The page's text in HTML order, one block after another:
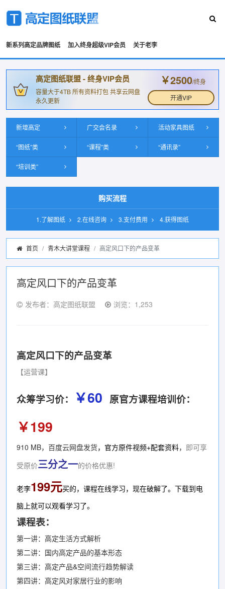
新系列高定品牌图纸 加入终身超级VIP会员 关于老李
高定图纸联盟 - 终身VIP会员
容量大于4TB 所有资料打包 共享云网盘
永久更新
￥2500/终身
开通VIP
新增高定 广交会名录 活动家具图纸
“图纸”类 “课程”类 “通讯录”
“培训类”
购买流程
1.了解图纸 2.在线咨询 3.支付费用 4.获得图纸
首页 青木大讲堂课程 高定风口下的产品变革
高定风口下的产品变革
发布者：高定图纸联盟 浏览：1,253
高定风口下的产品变革
【运营课】
众筹学习价： ￥60 原官方课程培训价：
￥199
910 MB，百度云网盘发货， 官方原件视频+配套资料， 即可享
受原价三分之一的价格优惠!
老李199元买的，课程在线学习，现在破解了。下载到电
脑上就可以观看学习了。
课程表：
第一讲：高定生活方式解析
第二讲：国内高定产品的基本形态
第三讲：高定产品&空间流行趋势解读
第四讲：高定风对家居行业的影响